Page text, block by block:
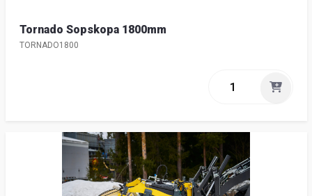
Tornado Sopskopa 1800mm
TORNADO1800